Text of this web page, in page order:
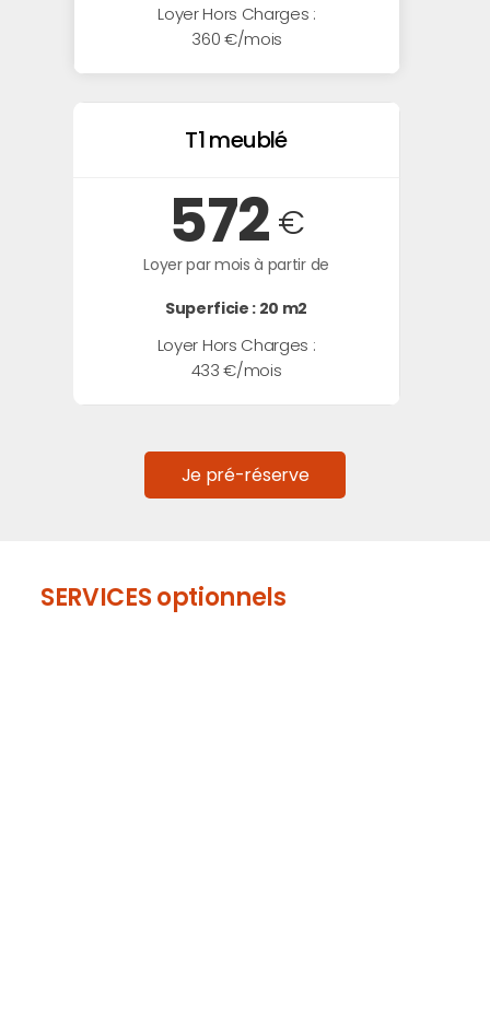
Loyer Hors Charges :
360 €/mois
T1 meublé
572 €
Loyer par mois à partir de
Superficie : 20 m2
Loyer Hors Charges :
433 €/mois
Je pré-réserve
SERVICES optionnels